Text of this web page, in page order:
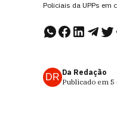
Policiais da UPPs em
DR Da Redação
Publicado em 5